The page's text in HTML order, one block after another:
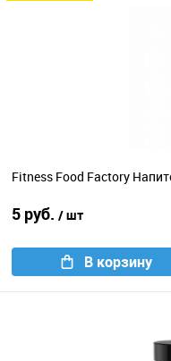
Fitness Food Factory
5 руб. / шт
В корзину